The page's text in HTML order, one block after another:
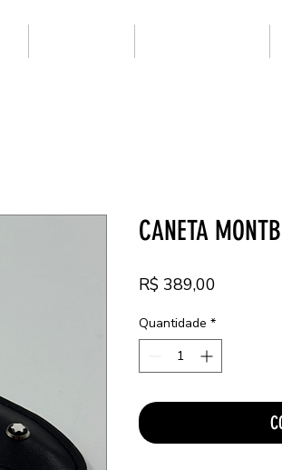
CANETA
R$ 389,00
Quantidade *